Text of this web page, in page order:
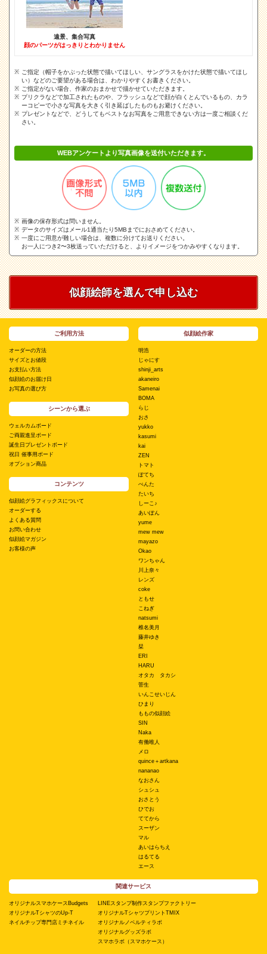
遠景、集合写真
顔のパーツがはっきりとわかりません
ご指定（帽子をかぶった状態で描いてほしい、サングラスをかけた状態で描いてほし
い）などのご要望がある場合は、わかりやすくお書きください。
ご指定がない場合、作家のおまかせで描かせていただきます。
プリクラなどで加工されたものや、フラッシュなどで顔が白くとんでいるもの、カラ
ーコピーで小さな写真を大きく引き延ばしたものもお避けください。
プレゼントなどで、どうしてもベストなお写真をご用意できない方は一度ご相談くだ
さい。
WEBアンケートより写真画像を送付いただきます。
画像の保存形式は問いません。
データのサイズはメール1通当たり5MBまでにおさめてください。
一度にご用意が難しい場合は、複数に分けてお送りください。
お一人につき2〜3枚送っていただけると、よりイメージをつかみやすくなります。
似顔絵師を選んで申し込む
ご利用方法
オーダーの方法
サイズとお値段
お支払い方法
似顔絵のお届け日
お写真の選び方
シーンから選ぶ
ウェルカムボード
ご両親進呈ボード
誕生日プレゼントボード
祝日 催事用ボード
オプション商品
コンテンツ
似顔絵グラフィックスについて
オーダーする
よくある質問
お問い合わせ
似顔絵マガジン
お客様の声
似顔絵作家
明浩
じゃにす
shinji_arts
akaneiro
Samenai
BOMA
らじ
おさ
yukko
kasumi
kai
ZEN
トマト
ぽてち
ぺんた
たいち
しーこ♪
あいぽん
yume
mew mew
mayazo
Okao
ワンちゃん
川上奈々
レンズ
coke
ともせ
こねぎ
natsumi
椎名美月
藤井ゆき
栞
ERI
HARU
オタカ タカシ
菅生
いんこせいじん
ひまり
ももの似顔絵
SIN
Naka
有働唯人
メロ
quince＋artkana
nananao
なおさん
シュシュ
おさとう
ひでお
ててから
スーザン
マル
あいはらちえ
はるてる
エース
関連サービス
オリジナルスマホケースBudgets
オリジナルTシャツのUp-T
ネイルチップ専門店ミチネイル
LINEスタンプ制作スタンプファクトリー
オリジナルTシャツプリントTMIX
オリジナルノベルティラボ
オリジナルグッズラボ
スマホラボ（スマホケース）